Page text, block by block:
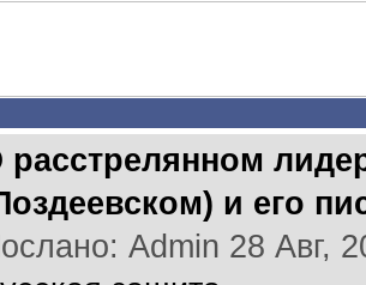
расстрелянном
и его
Admin 28 Авг,